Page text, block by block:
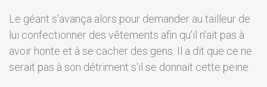
Le géant s'avança alors pour demander au tailleur de
lui confectionner des vêtements afin qu'il n'ait pas à
avoir honte et à se cacher des gens. Il a dit que ce ne
serait pas à son détriment s'il se donnait cette peine.